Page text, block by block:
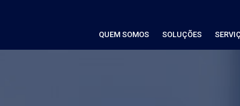
QUEM SOMOS SOLUÇÕES